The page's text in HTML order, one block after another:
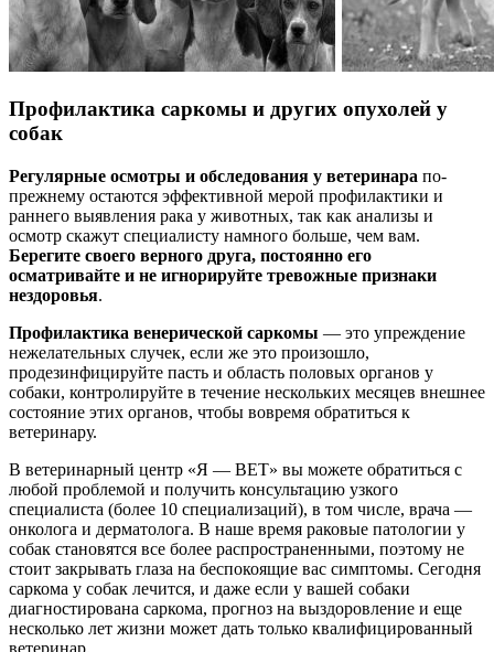
Профилактика саркомы и других опухолей у
собак
Регулярные осмотры и обследования у ветеринара по-
прежнему остаются эффективной мерой профилактики и
раннего выявления рака у животных, так как анализы и
осмотр скажут специалисту намного больше, чем вам.
Берегите своего верного друга, постоянно его
осматривайте и не игнорируйте тревожные признаки
нездоровья.
Профилактика венерической саркомы — это упреждение
нежелательных случек, если же это произошло,
продезинфицируйте пасть и область половых органов у
собаки, контролируйте в течение нескольких месяцев внешнее
состояние этих органов, чтобы вовремя обратиться к
ветеринару.
В ветеринарный центр «Я — ВЕТ» вы можете обратиться с
любой проблемой и получить консультацию узкого
специалиста (более 10 специализаций), в том числе, врача —
онколога и дерматолога. В наше время раковые патологии у
собак становятся все более распространенными, поэтому не
стоит закрывать глаза на беспокоящие вас симптомы. Сегодня
саркома у собак лечится, и даже если у вашей собаки
диагностирована саркома, прогноз на выздоровление и еще
несколько лет жизни может дать только квалифицированный
ветеринар.